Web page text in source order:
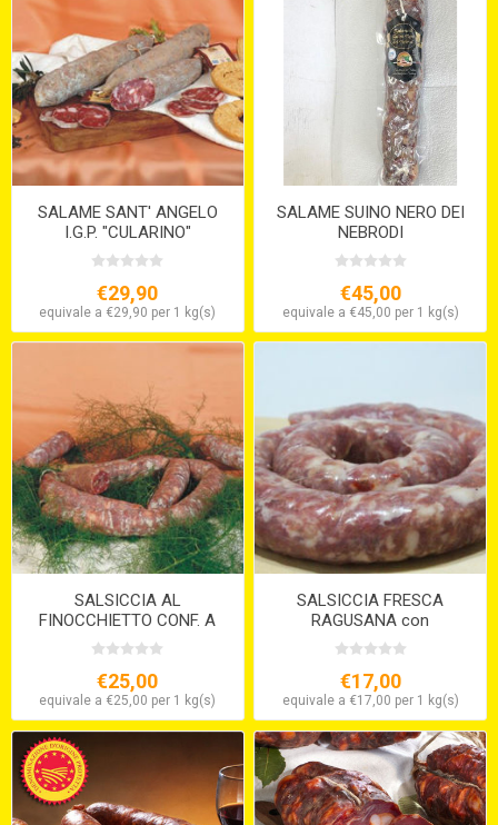
SALAME SANT' ANGELO
I.G.P. "CULARINO"
€29,90
equivale a €29,90 per 1 kg(s)
SALAME SUINO NERO DEI
NEBRODI
€45,00
equivale a €45,00 per 1 kg(s)
SALSICCIA AL
FINOCCHIETTO CONF. A
NODINI SV STARVAGGI
€25,00
equivale a €25,00 per 1 kg(s)
SALSICCIA FRESCA
RAGUSANA con
finocchietto selvatico
€17,00
equivale a €17,00 per 1 kg(s)